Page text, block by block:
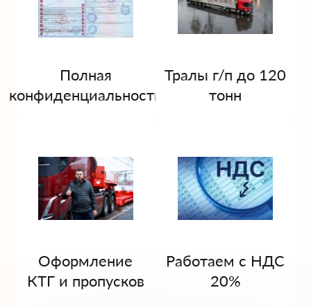
Полная
конфиденциальность
Тралы г/п до 120
тонн
Оформление
КТГ и пропусков
Работаем с НДС
20%